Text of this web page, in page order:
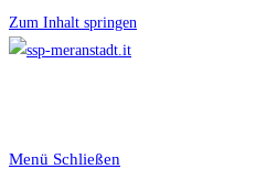
Zum Inhalt springen
Menü Schließen